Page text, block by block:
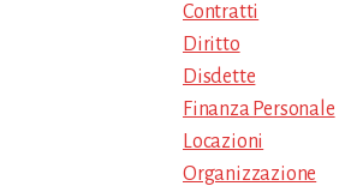
Contratti
Diritto
Disdette
Finanza Personale
Locazioni
Organizzazione